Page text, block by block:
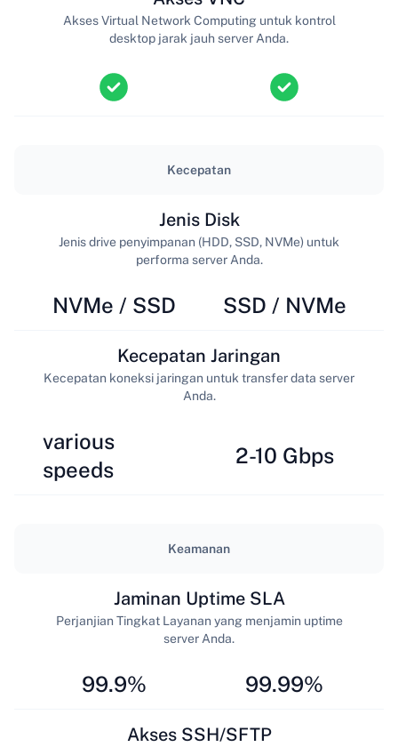
Akses Virtual Network Computing untuk kontrol
desktop jarak jauh server Anda.
Kecepatan
NVMe / SSD
Jenis Disk
Jenis drive penyimpanan (HDD, SSD, NVMe) untuk
performa server Anda.
SSD / NVMe
various
speeds
Kecepatan Jaringan
Kecepatan koneksi jaringan untuk transfer data server
Anda.
2-10 Gbps
Keamanan
99.9%
Jaminan Uptime SLA
Perjanjian Tingkat Layanan yang menjamin uptime
server Anda.
99.99%
Akses SSH/SFTP